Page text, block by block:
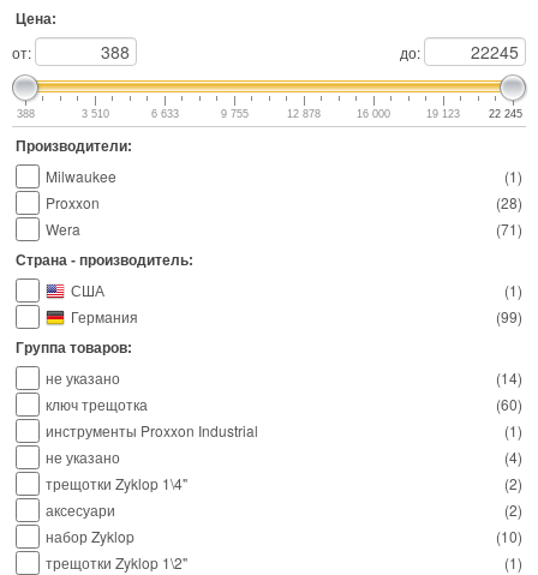
Цена:
от: до:
388 3 510 6 633 9 755 12 878 16 000 19 123 22 245
Производители:
(1)
Milwaukee
(28)
Proxxon
(71)
Wera
Страна - производитель:
(1)
США
(99)
Германия
Группа товаров:
(14)
не указано
(60)
ключ трещотка
(1)
инструменты Proxxon Industrial
(4)
не указано
(2)
трещотки Zyklop 1\4"
(2)
аксесуари
(10)
набор Zyklop
(1)
трещотки Zyklop 1\2"